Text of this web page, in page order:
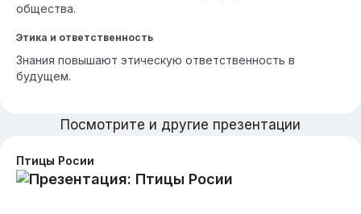
общества.
Этика и ответственность
Знания повышают этическую ответственность в
будущем.
Посмотрите и другие презентации
Птицы Росии